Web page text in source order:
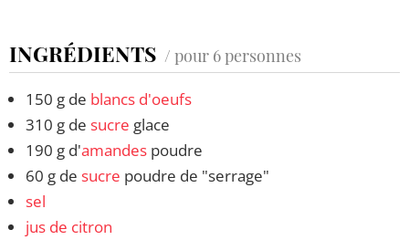
INGRÉDIENTS / pour 6 personnes
150 g de blancs d'oeufs
310 g de sucre glace
190 g d'amandes poudre
60 g de sucre poudre de "serrage"
sel
jus de citron